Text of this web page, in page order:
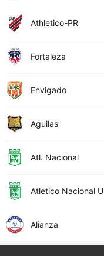
Athletico-PR
Fortaleza
Envigado
Aguilas
Atl. Nacional
Atletico Nacional
Alianza